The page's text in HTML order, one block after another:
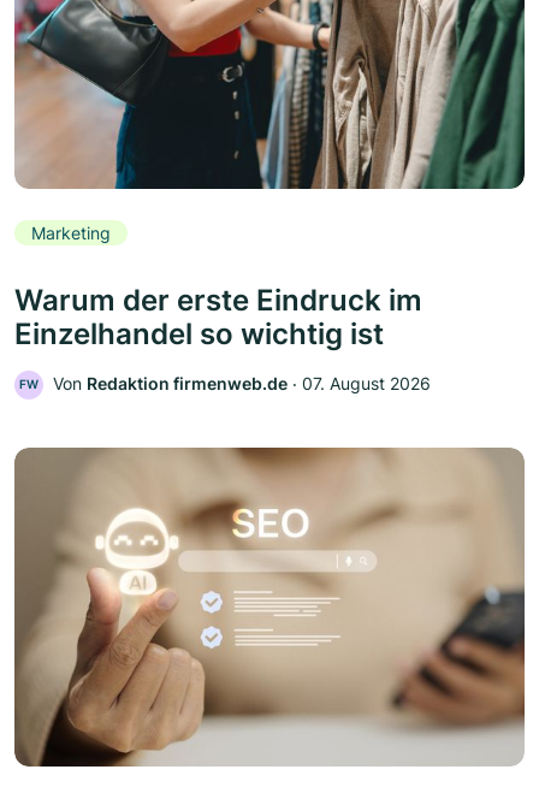
Marketing
Warum der erste Eindruck im
Einzelhandel so wichtig ist
FW Von Redaktion firmenweb.de ‧ 07. August 2026